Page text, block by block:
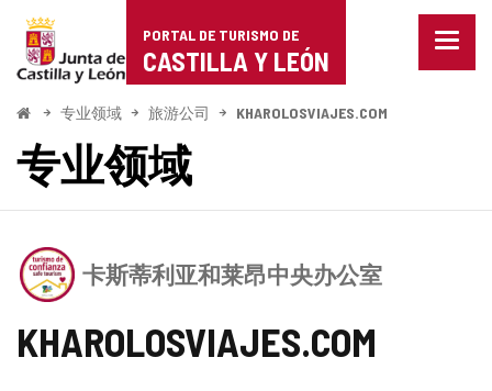
Portal
de
Turismo
de
Castilla
León
PORTAL DE TURISMO DE
CASTILLA Y LEÓN
菜
航
开
专业领域 旅游公司 KHAROLOSVIAJES.COM
专业领域
KHAROLOSVIAJES.COM
卡斯蒂利亚和莱昂中央办公室
机
有